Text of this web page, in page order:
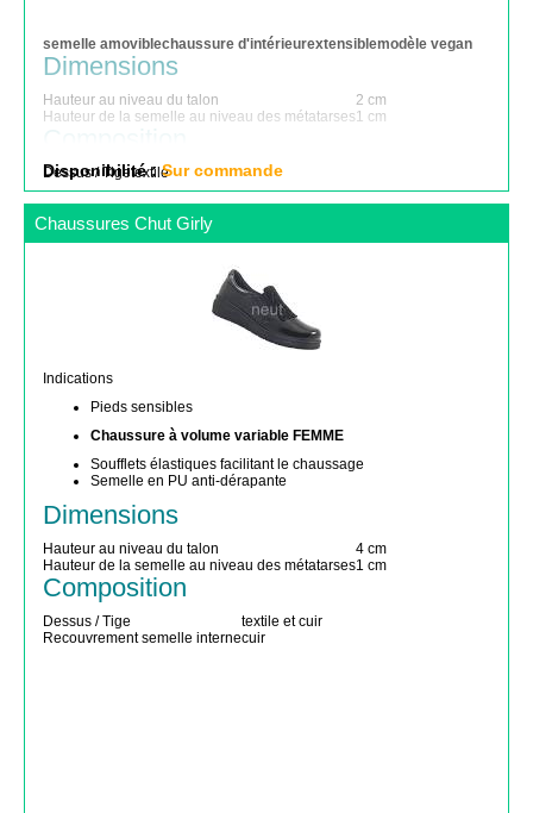
semelle amoviblechaussure d'intérieurextensiblemodèle vegan
Dimensions
Hauteur au niveau du talon
2 cm
Hauteur de la semelle au niveau des métatarses1 cm
Composition
Dessus / Tigetextile
Disponibilité : Sur commande
Chaussures Chut Girly
Indications
Pieds sensibles
Chaussure à volume variable FEMME
Soufflets élastiques facilitant le chaussage
Semelle en PU anti-dérapante
Dimensions
Hauteur au niveau du talon
4 cm
Hauteur de la semelle au niveau des métatarses1 cm
Composition
Dessus / Tige
textile et cuir
Recouvrement semelle internecuir